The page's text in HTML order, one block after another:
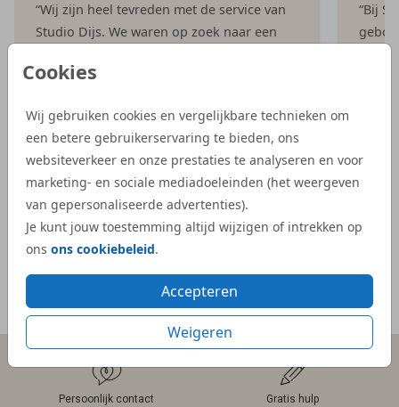
Cookies
Wij gebruiken cookies en vergelijkbare technieken om
een betere gebruikerservaring te bieden, ons
websiteverkeer en onze prestaties te analyseren en voor
marketing- en sociale mediadoeleinden (het weergeven
van gepersonaliseerde advertenties).
Je kunt jouw toestemming altijd wijzigen of intrekken op
ons ons cookiebeleid.
Accepteren
Weigeren
“Wij zijn heel tevreden met de service van
Studio Dijs. We waren op zoek naar een
vonden we precies wat we zochten. Zowel
geboortekaartjes waren snel geleverd.”
- Kelly
“Bij
veel
-
Meer reviews
Persoonlijk contact
Gratis hulp